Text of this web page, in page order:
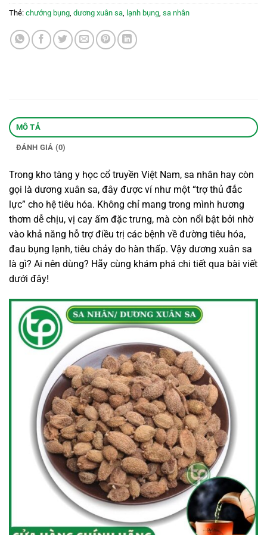
Thẻ: chướng bụng dương xuân sa lạnh bụng sa nhân
MÔ TẢ
ĐÁNH GIÁ (0)
Trong kho tàng y học cổ truyền Việt Nam, sa nhân hay còn
gọi là dương xuân sa, đây được ví như một “trợ thủ đắc
lực” cho hệ tiêu hóa. Không chỉ mang trong mình hương
thơm dễ chịu, vị cay ấm đặc trưng, mà còn nổi bật bởi nhờ
vào khả năng hỗ trợ điều trị các bệnh về đường tiêu hóa,
đau bụng lạnh, tiêu chảy do hàn thấp. Vậy dương xuân sa
là gì? Ai nên dùng? Hãy cùng khám phá chi tiết qua bài viết
dưới đây!